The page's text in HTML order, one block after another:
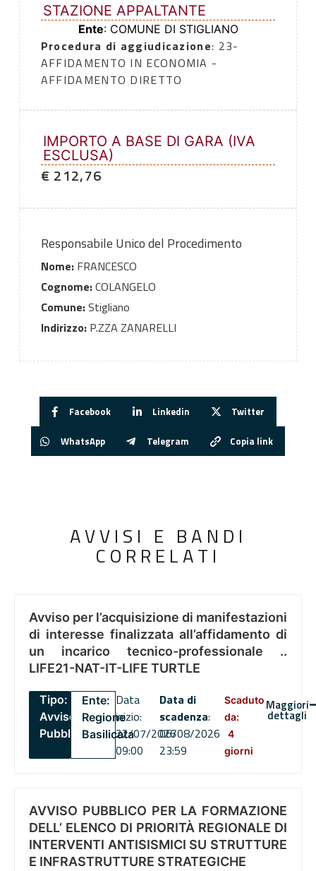
STAZIONE APPALTANTE
Ente: COMUNE DI STIGLIANO
Procedura di aggiudicazione: 23-
AFFIDAMENTO IN ECONOMIA -
AFFIDAMENTO DIRETTO
IMPORTO A BASE DI GARA (IVA
ESCLUSA)
€ 212,76
Responsabile Unico del Procedimento
Nome:FRANCESCO
Cognome:COLANGELO
Comune:Stigliano
Indirizzo:P.ZZA ZANARELLI
Facebook Linkedin Twitter
WhatsApp Telegram Copia link
AVVISI E BANDI
CORRELATI
Avviso per l’acquisizione di manifestazioni
di interesse finalizzata all’affidamento di
un incarico tecnico-professionale ..
LIFE21-NAT-IT-LIFE TURTLE
Tipo:
Avviso
Pubblico
Ente:
Regione
Basilicata
Data
inizio:
22/07/2026
09:00
Data di
scadenza:
06/08/2026
23:59
Scaduto
da:
4
giorni
Maggiori
dettagli
AVVISO PUBBLICO PER LA FORMAZIONE
DELL’ ELENCO DI PRIORITÀ REGIONALE DI
INTERVENTI ANTISISMICI SU STRUTTURE
E INFRASTRUTTURE STRATEGICHE